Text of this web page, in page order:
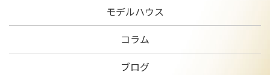
モデルハウス
コラム
ブログ